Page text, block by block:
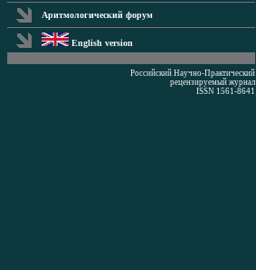
Аритмологический форум
English version
Российский Научно-Практический
рецензируемый журнал
ISSN 1561-8641